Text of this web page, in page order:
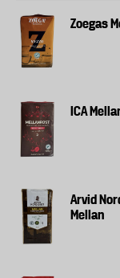
Zoegas
ICA
Arvid
Mellan